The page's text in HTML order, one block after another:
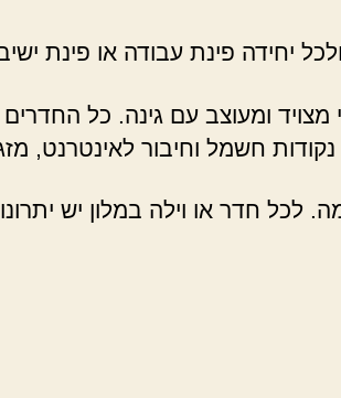
יחידה פינת עבודה או פינת
מצויד ומעוצב עם גינה. כל
חשמל וחיבור לאינטרנט,
לכל חדר או וילה במלון יש